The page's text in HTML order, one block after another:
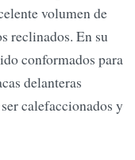
volumen de
reclinados. En su
conformados para
delanteras
calefaccionados y